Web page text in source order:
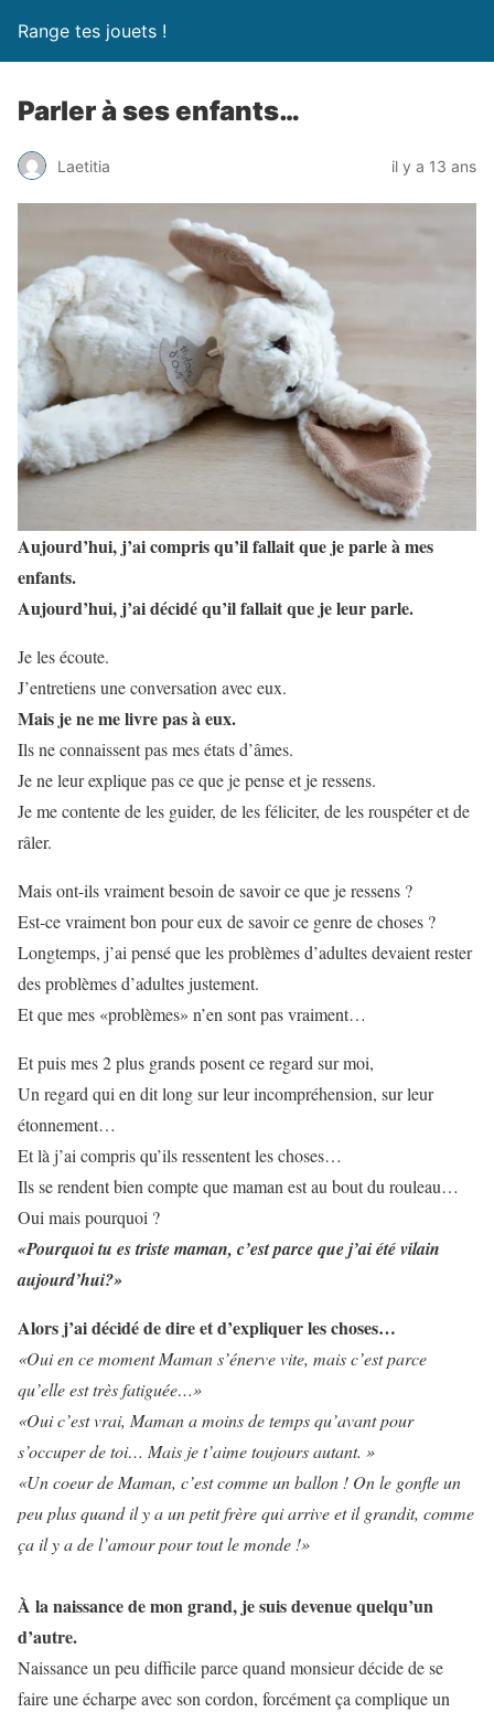
Range tes jouets !
Parler à ses enfants…
Laetitia il y a 13 ans
Aujourd’hui, j’ai compris qu’il fallait que je parle à mes
enfants.
Aujourd’hui, j’ai décidé qu’il fallait que je leur parle.
Je les écoute.
J’entretiens une conversation avec eux.
Mais je ne me livre pas à eux.
Ils ne connaissent pas mes états d’âmes.
Je ne leur explique pas ce que je pense et je ressens.
Je me contente de les guider, de les féliciter, de les rouspéter et de
râler.
Mais ont-ils vraiment besoin de savoir ce que je ressens ?
Est-ce vraiment bon pour eux de savoir ce genre de choses ?
Longtemps, j’ai pensé que les problèmes d’adultes devaient rester
des problèmes d’adultes justement.
Et que mes «problèmes» n’en sont pas vraiment…
Et puis mes 2 plus grands posent ce regard sur moi,
Un regard qui en dit long sur leur incompréhension, sur leur
étonnement…
Et là j’ai compris qu’ils ressentent les choses…
Ils se rendent bien compte que maman est au bout du rouleau…
Oui mais pourquoi ?
«Pourquoi tu es triste maman, c’est parce que j’ai été vilain
aujourd’hui?»
Alors j’ai décidé de dire et d’expliquer les choses…
«Oui en ce moment Maman s’énerve vite, mais c’est parce
qu’elle est très fatiguée…»
«Oui c’est vrai, Maman a moins de temps qu’avant pour
s’occuper de toi… Mais je t’aime toujours autant. »
«Un coeur de Maman, c’est comme un ballon ! On le gonfle un
peu plus quand il y a un petit frère qui arrive et il grandit, comme
ça il y a de l’amour pour tout le monde !»
À la naissance de mon grand, je suis devenue quelqu’un
d’autre.
Naissance un peu difficile parce quand monsieur décide de se
faire une écharpe avec son cordon, forcément ça complique un